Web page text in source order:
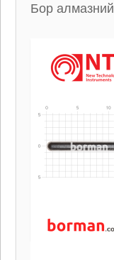
Бор